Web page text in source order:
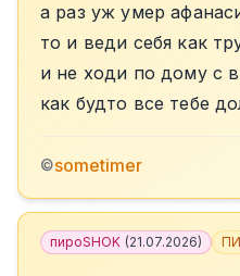
а раз уж умер
то и веди себя как
и не ходи по дому с
как будто все тебе
©sometimer
пироSHOK (21.07.2026)